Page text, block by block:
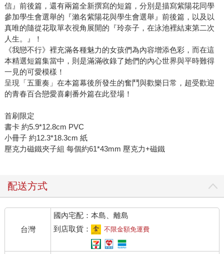
信』前後篇，還有兩篇全新撰寫的短篇，分別是描寫紫陽花同學
參加學生會選舉的『瀨名紫陽花與學生會選舉』前後篇，以及以
真唯的隨從花取單衣視角展開的『玲奈子，在泳池裡結束第二次
人生。』！
《我戀不行》裡充滿各種魅力的女孩們為內容增添色彩，而在這
本精選短篇集當中，則是滿滿收錄了她們的內心世界與平時難得
一見的可愛模樣！
呈現「五重奏」在本篇幕後所發生的奮鬥與歡樂日常，超受歡迎
的青春百合戀愛喜劇番外篇在此登場！
首刷限定
書卡 約5.9*12.8cm PVC
小冊子 約12.3*18.3cm 紙
壓克力磁鐵夾子組 每個約61*43mm 壓克力+磁鐵
配送方式
台灣
國內宅配：本島、離島
到店取貨：
不限金額免運費